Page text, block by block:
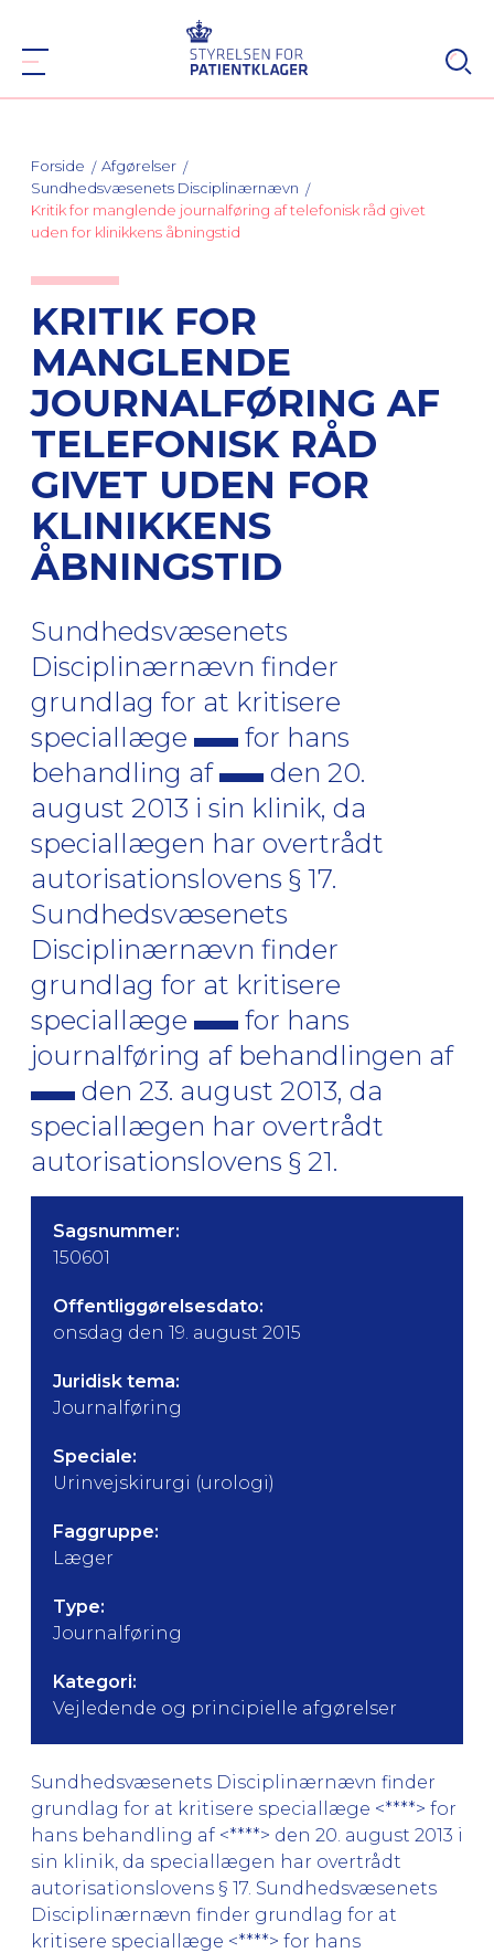
Forside
Afgørelser
Sundhedsvæsenets Disciplinærnævn
Kritik for manglende journalføring af telefonisk råd givet
uden for klinikkens åbningstid
KRITIK FOR
MANGLENDE
JOURNALFØRING AF
TELEFONISK RÅD
GIVET UDEN FOR
KLINIKKENS
ÅBNINGSTID
Sundhedsvæsenets
Disciplinærnævn finder
grundlag for at kritisere
speciallæge
for hans
behandling af
den 20.
august 2013 i sin klinik, da
speciallægen har overtrådt
autorisationslovens § 17.
Sundhedsvæsenets
Disciplinærnævn finder
grundlag for at kritisere
speciallæge
for hans
journalføring af behandlingen af
den 23. august 2013, da
speciallægen har overtrådt
autorisationslovens § 21.
Sagsnummer:
150601
Offentliggørelsesdato:
onsdag den 19. august 2015
Juridisk tema:
Journalføring
Speciale:
Urinvejskirurgi (urologi)
Faggruppe:
Læger
Type:
Journalføring
Kategori:
Vejledende og principielle afgørelser
Sundhedsvæsenets Disciplinærnævn finder
grundlag for at kritisere speciallæge <****> for
hans behandling af <****> den 20. august 2013 i
sin klinik, da speciallægen har overtrådt
autorisationslovens § 17. Sundhedsvæsenets
Disciplinærnævn finder grundlag for at
kritisere speciallæge <****> for hans